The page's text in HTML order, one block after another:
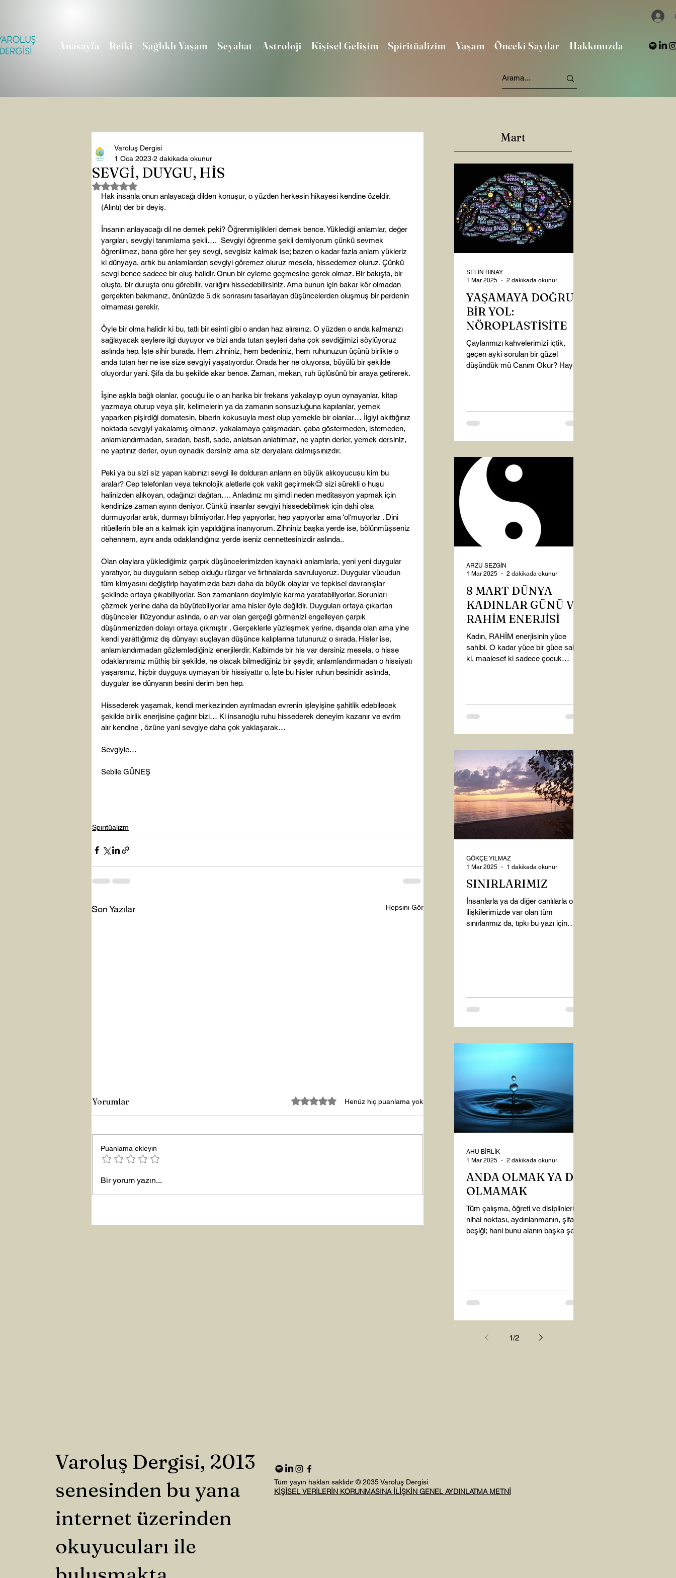
Anasayfa Reiki Sağlıklı Yaşam Seyahat Astroloji Kişisel Gelişim Spiritüalizim Yaşam Önceki Sayılar Hakkımızda
SEVGİ, DUYGU, HİS
Varoluş Dergisi
1 Oca 2023 2 dakikada okunur
5 üzerinden NaN yıldız
Hak insanla onun anlayacağı dilden konuşur, o yüzden herkesin hikayesi kendine özeldir.
(Alıntı) der bir deyiş.
İnsanın anlayacağı dil ne demek peki? Öğrenmişlikleri demek bence. Yüklediği anlamlar, değer
yargıları, sevgiyi tanımlama şekli….  Sevgiyi öğrenme şekli demiyorum çünkü sevmek
öğrenilmez, bana göre her şey sevgi, sevgisiz kalmak ise; bazen o kadar fazla anlam yükleriz
ki dünyaya, artık bu anlamlardan sevgiyi göremez oluruz mesela, hissedemez oluruz. Çünkü
sevgi bence sadece bir oluş halidir. Onun bir eyleme geçmesine gerek olmaz. Bir bakışta, bir
oluşta, bir duruşta onu görebilir, varlığını hissedebilirsiniz. Ama bunun için bakar kör olmadan
gerçekten bakmanız, önünüzde 5 dk sonrasını tasarlayan düşüncelerden oluşmuş bir perdenin
olmaması gerekir.
Öyle bir olma halidir ki bu, tatlı bir esinti gibi o andan haz alırsınız. O yüzden o anda kalmanızı
sağlayacak şeylere ilgi duyuyor ve bizi anda tutan şeyleri daha çok sevdiğimizi söylüyoruz
aslında hep. İşte sihir burada. Hem zihniniz, hem bedeniniz, hem ruhunuzun üçünü birlikte o
anda tutan her ne ise size sevgiyi yaşatıyordur. Orada her ne oluyorsa, büyülü bir şekilde
oluyordur yani. Şifa da bu şekilde akar bence. Zaman, mekan, ruh üçlüsünü bir araya getirerek.
İşine aşkla bağlı olanlar, çocuğu ile o an harika bir frekans yakalayıp oyun oynayanlar, kitap
yazmaya oturup veya şiir, kelimelerin ya da zamanın sonsuzluğuna kapılanlar, yemek
yaparken pişirdiği domatesin, biberin kokusuyla mest olup yemekle bir olanlar… İlgiyi akıttığınız
noktada sevgiyi yakalamış olmanız, yakalamaya çalışmadan, çaba göstermeden, istemeden,
anlamlandırmadan, sıradan, basit, sade, anlatsan anlatılmaz, ne yaptın derler, yemek dersiniz,
ne yaptınız derler, oyun oynadık dersiniz ama siz deryalara dalmışsınızdır.
Peki ya bu sizi siz yapan kabınızı sevgi ile dolduran anların en büyük alıkoyucusu kim bu
aralar? Cep telefonları veya teknolojik aletlerle çok vakit geçirmek😊 sizi sürekli o huşu
halinizden alıkoyan, odağınızı dağıtan…. Anladınız mı şimdi neden meditasyon yapmak için
kendinize zaman ayırın deniyor. Çünkü insanlar sevgiyi hissedebilmek için dahi olsa
durmuyorlar artık, durmayı bilmiyorlar. Hep yapıyorlar, hep yapıyorlar ama ‘ol‘muyorlar . Dini
ritüellerin bile an a kalmak için yapıldığına inanıyorum. Zihniniz başka yerde ise, bölünmüşseniz
cehennem, aynı anda odaklandığınız yerde iseniz cennettesinizdir aslında..
Olan olaylara yüklediğimiz çarpık düşüncelerimizden kaynaklı anlamlarla, yeni yeni duygular
yaratıyor, bu duyguların sebep olduğu rüzgar ve fırtınalarda savruluyoruz. Duygular vücudun
tüm kimyasını değiştirip hayatımızda bazı daha da büyük olaylar ve tepkisel davranışlar
şeklinde ortaya çıkabiliyorlar. Son zamanların deyimiyle karma yaratabiliyorlar. Sorunları
çözmek yerine daha da büyütebiliyorlar ama hisler öyle değildir. Duyguları ortaya çıkartan
düşünceler illüzyondur aslında, o an var olan gerçeği görmenizi engelleyen çarpık
düşünmenizden dolayı ortaya çıkmıştır . Gerçeklerle yüzleşmek yerine, dışarıda olan ama yine
kendi yarattığımız dış dünyayı suçlayan düşünce kalıplarına tutunuruz o sırada. Hisler ise,
anlamlandırmadan gözlemlediğiniz enerjilerdir. Kalbimde bir his var dersiniz mesela, o hisse
odaklanırsınız müthiş bir şekilde, ne olacak bilmediğiniz bir şeydir, anlamlandırmadan o hissiyatı
yaşarsınız, hiçbir duyguya uymayan bir hissiyattır o. İşte bu hisler ruhun besinidir aslında,
duygular ise dünyanın besini derim ben hep.
Hissederek yaşamak, kendi merkezinden ayrılmadan evrenin işleyişine şahitlik edebilecek
şekilde birlik enerjisine çağırır bizi… Ki insanoğlu ruhu hissederek deneyim kazanır ve evrim
alır kendine , özüne yani sevgiye daha çok yaklaşarak…
Sevgiyle…
Sebile GÜNEŞ
Spiritüalizm
Son Yazılar Hepsini Gör
Yorumlar 5 üzerinden 0 yıldızHenüz hiç puanlama yok
Puanlama ekleyin
Bir yorum yazın...
Mart
YAŞAMAYA DOĞRU
BİR YOL:
NÖROPLASTİSİTE
Çaylarımızı kahvelerimizi içtik,
geçen ayki soruları bir güzel
düşündük mü Canım Okur? Hayatta
SELİN BİNAY
1 Mar 2025
2 dakikada okunur
8 MART DÜNYA
KADINLAR GÜNÜ VE
RAHİM ENERJİSİ
Kadın, RAHİM enerjisinin yüce
sahibi. O kadar yüce bir güce sahip
ki, maalesef ki sadece çocuk
ARZU SEZGİN
1 Mar 2025
2 dakikada okunur
SINIRLARIMIZ
İnsanlarla ya da diğer canlılarla olan
ilişkilerimizde var olan tüm
sınırlarımız da, tıpkı bu yazı için
GÖKÇE YILMAZ
1 Mar 2025
1 dakikada okunur
ANDA OLMAK YA DA
OLMAMAK
Tüm çalışma, öğreti ve disiplinlerin
nihai noktası, aydınlanmanın, şifanın
beşiği; hani bunu alanın başka şey
AHU BİRLİK
1 Mar 2025
2 dakikada okunur
1/2
Varoluş Dergisi, 2013
senesinden bu yana
internet üzerinden
okuyucuları ile
Tüm yayın hakları saklıdır © 2035 Varoluş Dergisi
KİŞİSEL VERİLERİN KORUNMASINA İLİŞKİN GENEL AYDINLATMA METNİ